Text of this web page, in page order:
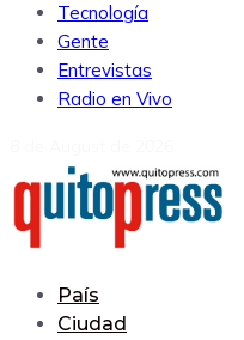
Tecnología
Gente
Entrevistas
Radio en Vivo
País
Ciudad